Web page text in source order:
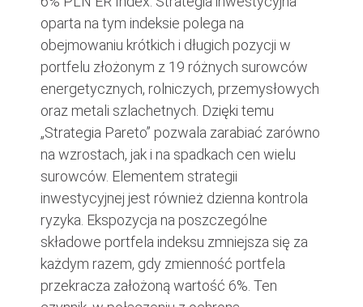
oparta na tym indeksie polega na
obejmowaniu krótkich i długich pozycji w
portfelu złożonym z 19 różnych surowców
energetycznych, rolniczych, przemysłowych
oraz metali szlachetnych. Dzięki temu
„Strategia Pareto” pozwala zarabiać zarówno
na wzrostach, jak i na spadkach cen wielu
surowców. Elementem strategii
inwestycyjnej jest również dzienna kontrola
ryzyka. Ekspozycja na poszczególne
składowe portfela indeksu zmniejsza się za
każdym razem, gdy zmienność portfela
przekracza założoną wartość 6%. Ten